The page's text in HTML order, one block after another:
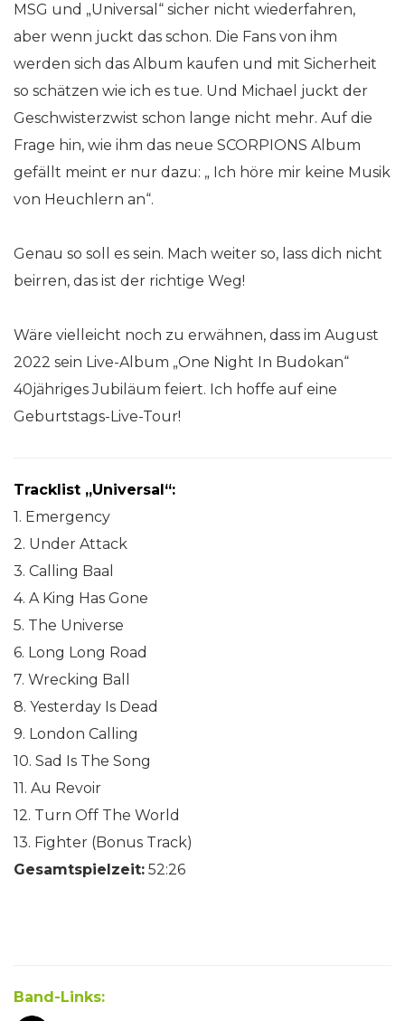
MSG und „Universal“ sicher nicht wiederfahren,
aber wenn juckt das schon. Die Fans von ihm
werden sich das Album kaufen und mit Sicherheit
so schätzen wie ich es tue. Und Michael juckt der
Geschwisterzwist schon lange nicht mehr. Auf die
Frage hin, wie ihm das neue SCORPIONS Album
gefällt meint er nur dazu: „ Ich höre mir keine Musik
von Heuchlern an“.
Genau so soll es sein. Mach weiter so, lass dich nicht
beirren, das ist der richtige Weg!
Wäre vielleicht noch zu erwähnen, dass im August
2022 sein Live-Album „One Night In Budokan“
40jähriges Jubiläum feiert. Ich hoffe auf eine
Geburtstags-Live-Tour!
Tracklist „Universal“:
1. Emergency
2. Under Attack
3. Calling Baal
4. A King Has Gone
5. The Universe
6. Long Long Road
7. Wrecking Ball
8. Yesterday Is Dead
9. London Calling
10. Sad Is The Song
11. Au Revoir
12. Turn Off The World
13. Fighter (Bonus Track)
Gesamtspielzeit: 52:26
Band-Links: